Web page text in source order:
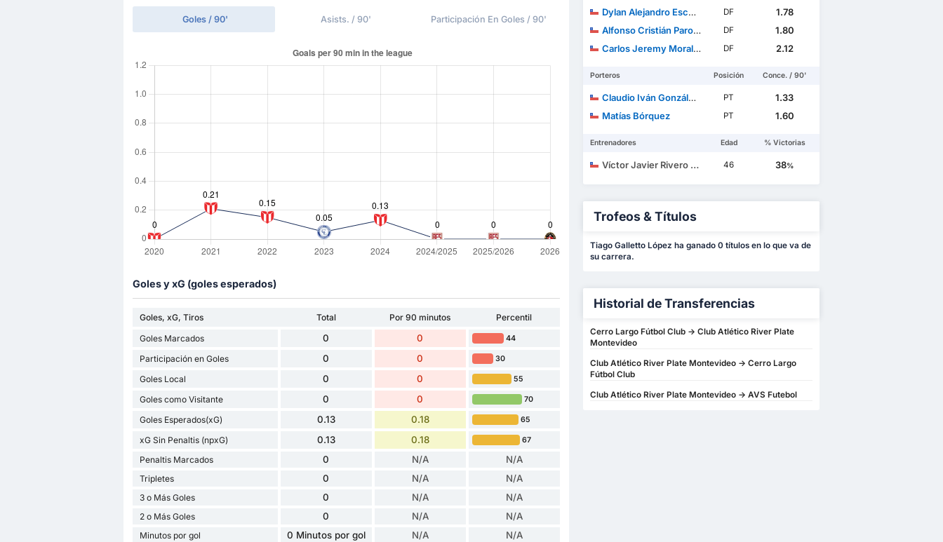
Goles / 90' Asists. / 90' Participación En Goles / 90'
Goles y xG (goles esperados)
Goles, xG, Tiros Total Por 90 minutos
Percentil
Goles Marcados
0 0 44
Participación en Goles 0 0 30
Goles Local 0 0 55
Goles como Visitante 0 0 70
Goles Esperados(xG) 0.13 0.18 65
xG Sin Penaltis (npxG) 0.13 0.18 67
Penaltis Marcados 0 N/A N/A
Tripletes 0 N/A N/A
3 o Más Goles 0 N/A N/A
2 o Más Goles 0 N/A N/A
Minutos por gol 0 Minutos por gol N/A N/A
Dylan Alejandro Escobar Álvarez
DF
1.78
Alfonso Cristián Parot Rojas
DF
1.80
Carlos Jeremy Morales Gatica
DF 2.12
Porteros Posición Conce. / 90'
Claudio Iván González Landeros PT
1.33
Matías Bórquez
PT 1.60
Entrenadores Edad % Victorias
Víctor Javier Rivero Faccioli 46 38%
Trofeos & Títulos
Tiago Galletto López ha ganado 0 títulos en lo que va de
su carrera.
Historial de Transferencias
Cerro Largo Fútbol Club -> Club Atlético River Plate
Montevideo
Club Atlético River Plate Montevideo -> Cerro Largo
Fútbol Club
Club Atlético River Plate Montevideo -> AVS Futebol